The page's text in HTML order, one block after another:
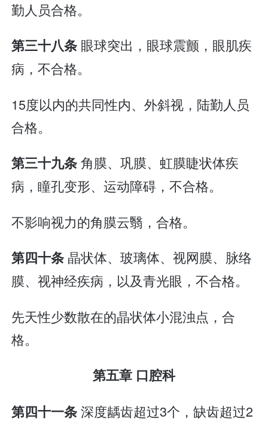
勤人员合格。
第三十八条 眼球突出，眼球震颤，眼肌疾
病，不合格。
15度以内的共同性内、外斜视，陆勤人员
合格。
第三十九条角膜、巩膜、虹膜睫状体疾
病，瞳孔变形、运动障碍，不合格。
不影响视力的角膜云翳，合格。
第四十条 晶状体、玻璃体、视网膜、脉络
膜、视神经疾病，以及青光眼，不合格。
先天性少数散在的晶状体小混浊点，合
格。
第五章 口腔科
第四十一条深度龋齿超过3个，缺齿超过2